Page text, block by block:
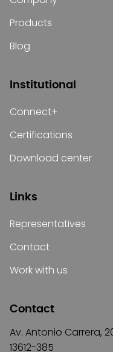
Products
Blog
Institutional
Connect+
Certifications
Download center
Links
Representatives
Contact
Work with us
Contact
Av. Antonio Carrera,
13612-385